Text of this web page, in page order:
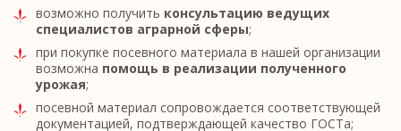
возможно получить консультацию ведущих
специалистов аграрной сферы;
при покупке посевного материала в нашей организации
возможна помощь в реализации полученного
урожая;
посевной материал сопровождается соответствующей
документацией, подтверждающей качество ГОСТа;